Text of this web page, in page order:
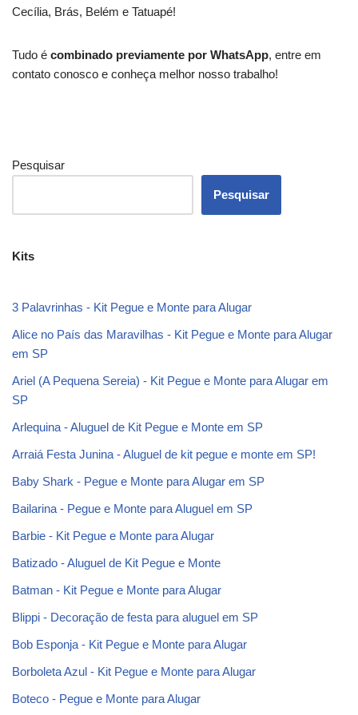
Cecília, Brás, Belém e Tatuapé!
Tudo é combinado previamente por WhatsApp, entre em
contato conosco e conheça melhor nosso trabalho!
Pesquisar
Pesquisar
Kits
3 Palavrinhas - Kit Pegue e Monte para Alugar
Alice no País das Maravilhas - Kit Pegue e Monte para Alugar
em SP
Ariel (A Pequena Sereia) - Kit Pegue e Monte para Alugar em
SP
Arlequina - Aluguel de Kit Pegue e Monte em SP
Arraiá Festa Junina - Aluguel de kit pegue e monte em SP!
Baby Shark - Pegue e Monte para Alugar em SP
Bailarina - Pegue e Monte para Aluguel em SP
Barbie - Kit Pegue e Monte para Alugar
Batizado - Aluguel de Kit Pegue e Monte
Batman - Kit Pegue e Monte para Alugar
Blippi - Decoração de festa para aluguel em SP
Bob Esponja - Kit Pegue e Monte para Alugar
Borboleta Azul - Kit Pegue e Monte para Alugar
Boteco - Pegue e Monte para Alugar